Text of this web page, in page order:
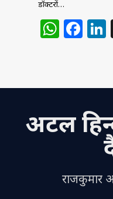
डॉक्टरों…
W
s
p
p
F
e
o
o
अटल हिन्द
राजकुमार